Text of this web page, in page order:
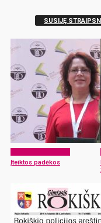
SUSIJĘ
Įteiktos padėkos